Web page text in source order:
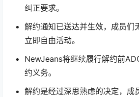
纠正要求。
解约通知已送达并生效，成员们
立即自由活动。
NewJeans将继续履行解约前
约义务。
解约是经过深思熟虑的决定，成